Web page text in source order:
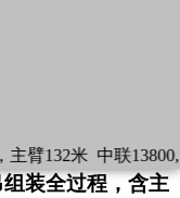
主臂132米 中联
装全过程，含主